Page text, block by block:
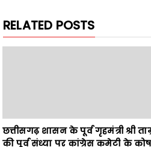
नेतृत्व में धूमधाम से मनाया गया,जिसमें
मिलकर उन्हें शुभकामनाएं दी